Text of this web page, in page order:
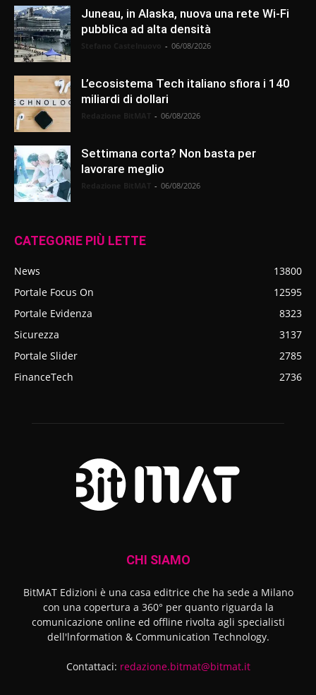
Juneau, in Alaska, nuova una rete Wi-Fi
pubblica ad alta densità
- 06/08/2026
L’ecosistema Tech italiano sfiora i 140
miliardi di dollari
- 06/08/2026
Settimana corta? Non basta per
lavorare meglio
- 06/08/2026
CATEGORIE PIÙ LETTE
News
13800
Portale Focus On
12595
Portale Evidenza
8323
Sicurezza
3137
Portale Slider
2785
FinanceTech
2736
CHI SIAMO
BitMAT Edizioni è una casa editrice che ha sede a Milano
con una copertura a 360° per quanto riguarda la
comunicazione online ed offline rivolta agli specialisti
dell'lnformation & Communication Technology.
Contattaci: redazione.bitmat@bitmat.it